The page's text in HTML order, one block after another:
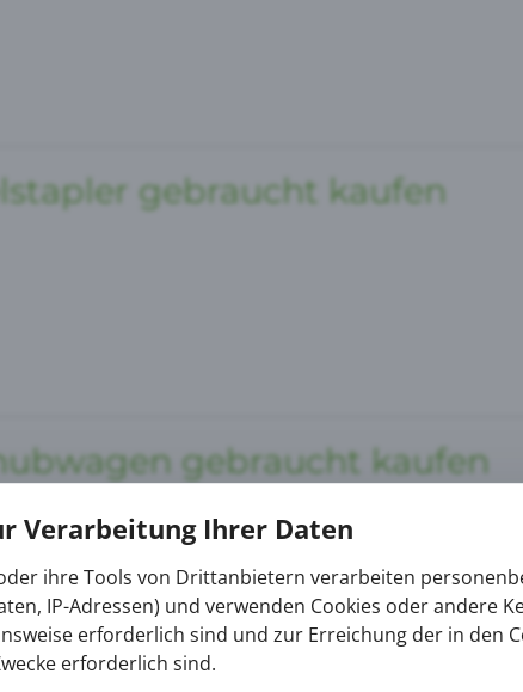
gebraucht kaufen
gebraucht kaufen
Verarbeitung Ihrer Daten
ihre Tools von Drittanbietern verarbeiten
IP-Adressen) und verwenden Cookies oder andere
erforderlich sind und zur Erreichung der in den
erforderlich sind.